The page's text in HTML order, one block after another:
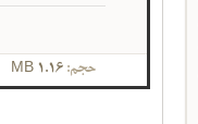
حجم:1.16 MB